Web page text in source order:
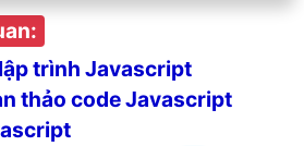
trình Javascript
thảo code Javascript